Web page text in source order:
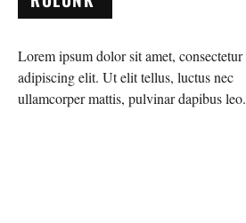
Lorem ipsum dolor sit amet, consectetur
adipiscing elit. Ut elit tellus, luctus nec
ullamcorper mattis, pulvinar dapibus leo.